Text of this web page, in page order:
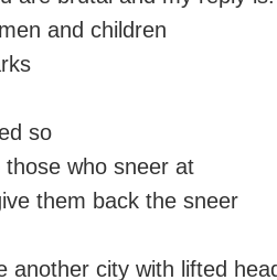
and children
so
who sneer at
them back the sneer
another city with lifted